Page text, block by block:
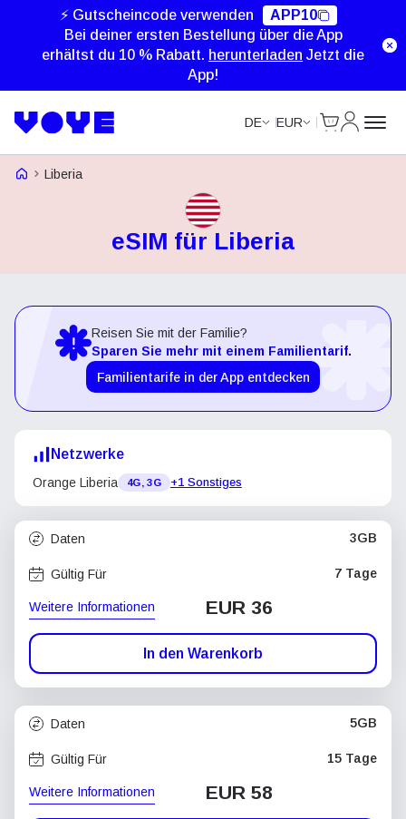
⚡ Gutscheincode verwenden
APP10
Bei deiner ersten Bestellung über die App
erhältst du 10 % Rabatt. herunterladen Jetzt die
App!
DE EUR
Voye Homepage
Liberia
eSIM für Liberia
Reisen Sie mit der Familie?
Sparen Sie mehr mit einem Familientarif.
Familientarife in der App entdecken
Netzwerke
Orange Liberia 4G, 3G +1 Sonstiges
Daten 3GB
Gültig Für 7 Tage
Weitere Informationen EUR 36
In den Warenkorb
Daten 5GB
Gültig Für 15 Tage
Weitere Informationen EUR 58